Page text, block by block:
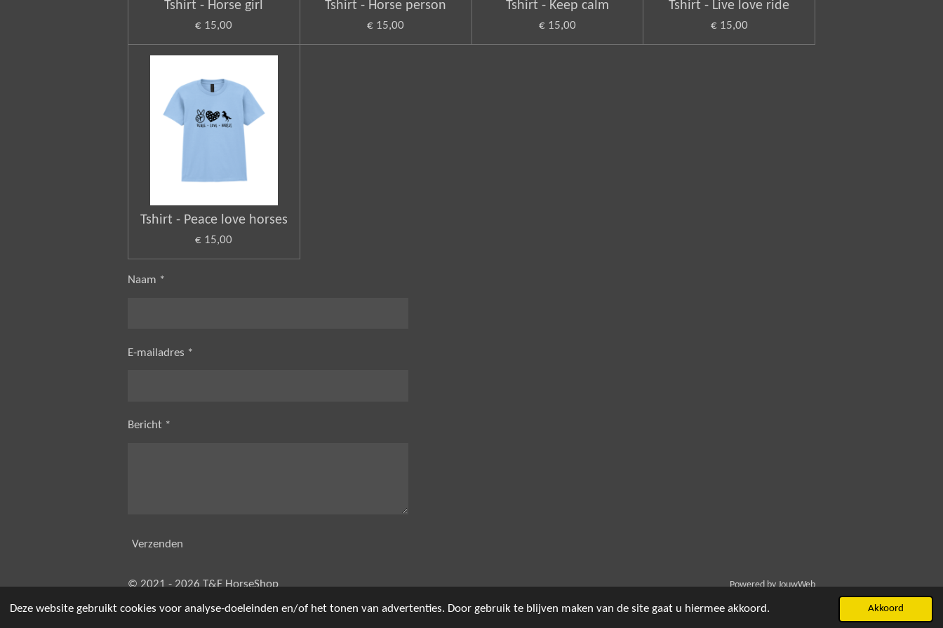
Deze website gebruikt cookies voor analyse-doeleinden en/of het tonen van advertenties. Door gebruik te blijven maken van de site gaat u hiermee akkoord. Akkoord
Tshirt - Horse girl
€ 15,00
Tshirt - Horse person
€ 15,00
Tshirt - Keep calm
€ 15,00
Tshirt - Live love ride
€ 15,00
Tshirt - Peace love horses
€ 15,00
Naam *
E-mailadres *
Bericht *
Verzenden
© 2021 - 2026 T&E HorseShop Powered byJouwWeb